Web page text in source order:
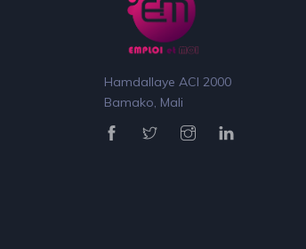
Hamdallaye ACI 2000
Bamako, Mali